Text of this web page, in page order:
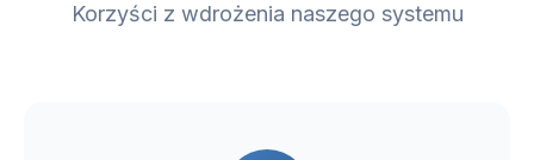
Korzyści z wdrożenia naszego systemu